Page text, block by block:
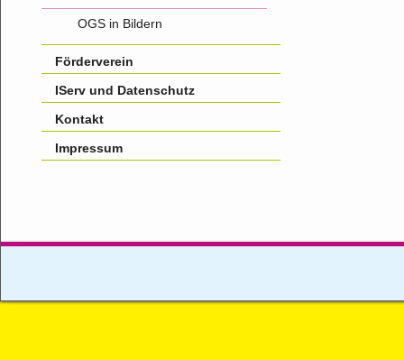
OGS in Bildern
Förderverein
IServ und Datenschutz
Kontakt
Impressum